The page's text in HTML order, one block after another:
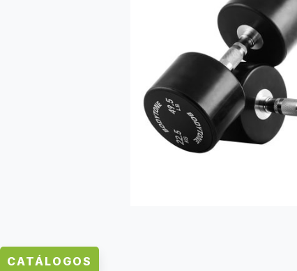
CATÁLOGOS